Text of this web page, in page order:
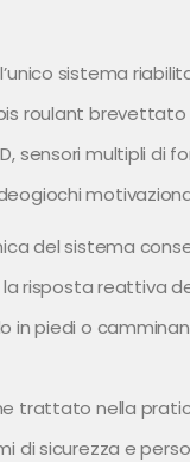
l’unico sistema
roulant brevettato
sensori multipli di
del sistema
risposta reattiva
in piedi o
trattato nella
di sicurezza e